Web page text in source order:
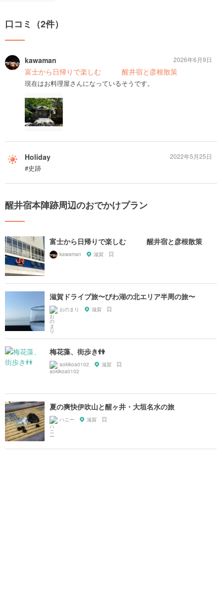
口コミ（2件）
kawaman
富士から日帰りで楽しむ 醒井宿と彦根散策
現在はお料理屋さんになっているそうです。
2026年6月9日
Holiday
#史跡
2022年5月25日
醒井宿本陣跡周辺のおでかけプラン
富士から日帰りで楽しむ 醒井宿と彦根散策
kawaman 滋賀
滋賀ドライブ旅〜びわ湖の北エリア半周の旅〜
おのまり 滋賀
梅花藻、街歩き👫
aokikoa0102 滋賀
夏の爽快伊吹山と醒ヶ井・大垣名水の旅
ハニー 滋賀